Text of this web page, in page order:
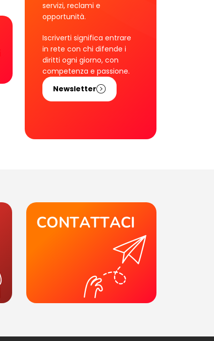
servizi, reclami e
opportunità.
Iscriverti significa entrare
in rete con chi difende i
diritti ogni giorno, con
competenza e passione.
Newsletter
CONTATTACI